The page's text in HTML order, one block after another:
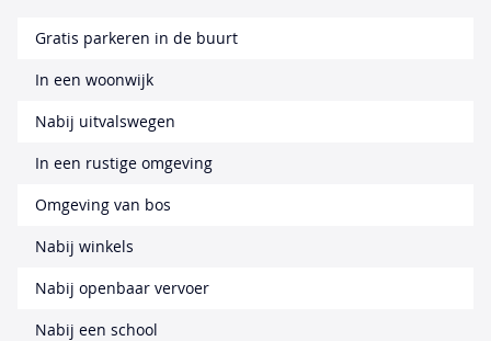
Gratis parkeren in de buurt
In een woonwijk
Nabij uitvalswegen
In een rustige omgeving
Omgeving van bos
Nabij winkels
Nabij openbaar vervoer
Nabij een school